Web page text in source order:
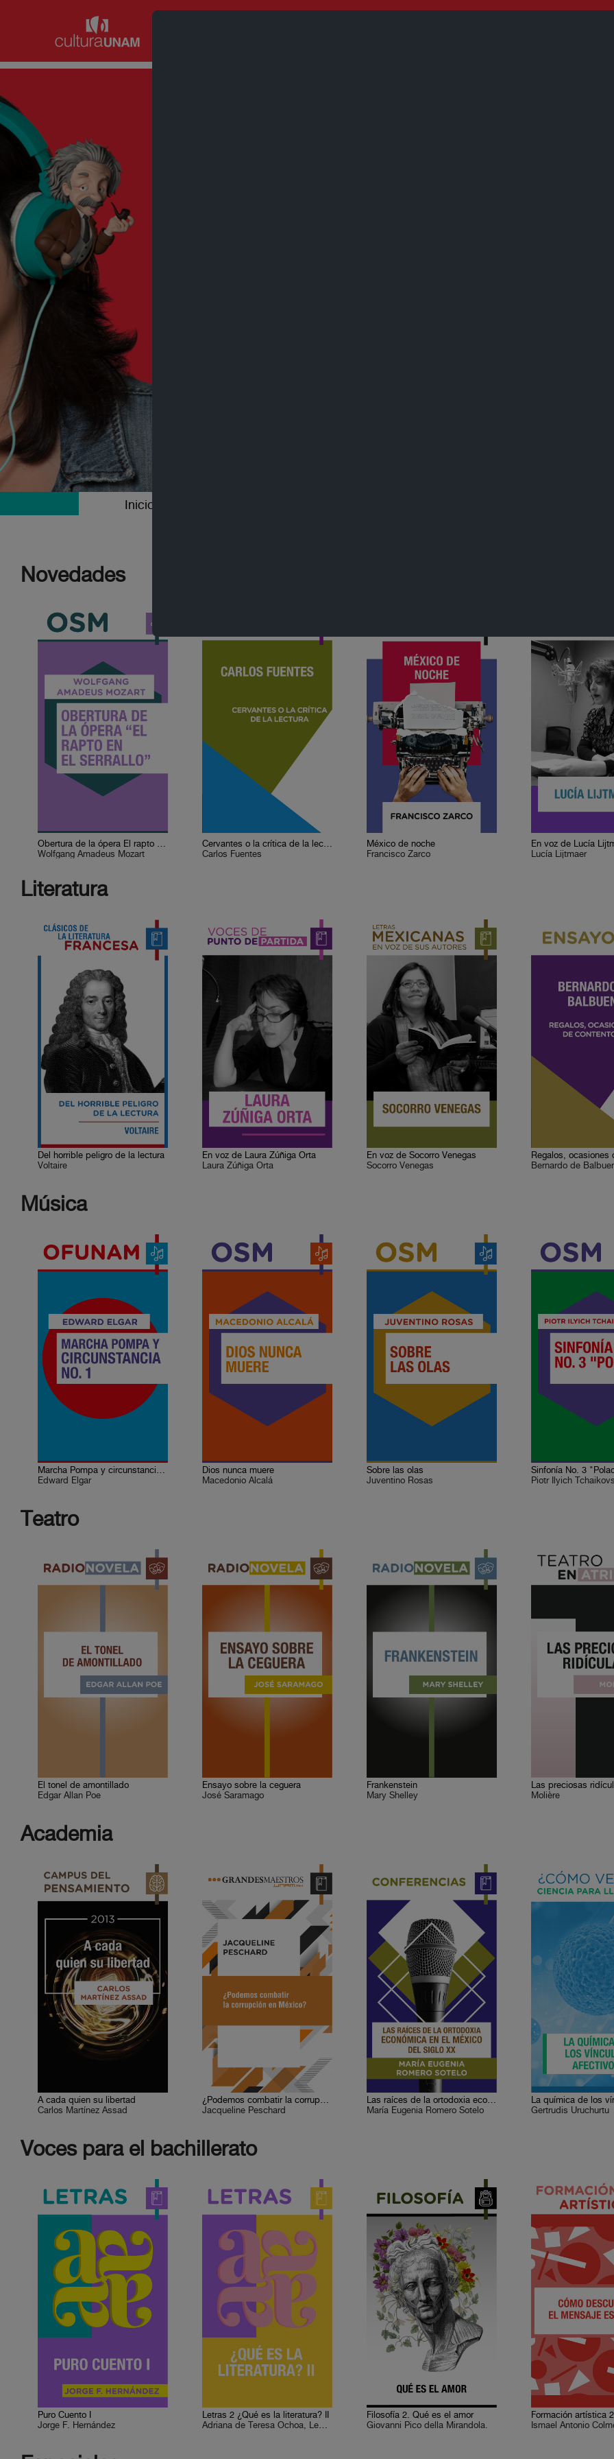
Inicio
Novedades
Obertura de la ópera El rapto en el serrallo
Wolfgang Amadeus Mozart
Cervantes o la crítica de la lectura
Carlos Fuentes
México de noche
Francisco Zarco
En voz de Lucía
Lucía Lijtmaer
Literatura
Del horrible peligro de la lectura
Voltaire
En voz de Laura Zúñiga Orta
Laura Zúñiga Orta
En voz de Socorro Venegas
Socorro Venegas
Bernardo de
Música
Marcha Pompa y circunstancia No. 1
Edward Elgar
Dios nunca muere
Macedonio Alcalá
Sobre las olas
Juventino Rosas
Sinfonía No. 3
Piotr Ilyich
Teatro
El tonel de amontillado
Edgar Allan Poe
Ensayo sobre la ceguera
José Saramago
Frankenstein
Mary Shelley
Las preciosas
Molière
Academia
A cada quien su libertad
Carlos Martínez Assad
¿Podemos combatir la corrupción en México?
Jacqueline Peschard
Las raíces de la ortodoxia económica en el México del siglo XX
María Eugenia Romero Sotelo
Gertrudis Uruchurtu
Voces para el bachillerato
Puro Cuento I
Jorge F. Hernández
Letras 2 ¿Qué es la literatura? II
Adriana de Teresa Ochoa, Leda Rendón
Filosofía 2. Qué es el amor
Giovanni Pico della Mirandola.